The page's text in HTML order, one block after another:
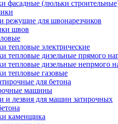
фасадные (люльки
режущие для швонарезчиков
швов
тепловые электрические
тепловые дизельные прямого
тепловые дизельные непрмого
тепловые газовые
для бетона
машины
и лезвия для машин затирочных
каменщика